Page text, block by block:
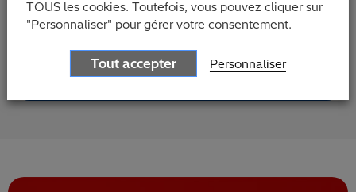
confidentialité d’Hitachi Solutions. Les champs
marqués d’un * sont obligatoires.
TOUS les cookies. Toutefois, vous pouvez cliquer sur
"Personnaliser" pour gérer votre consentement.
Tout accepter Personnaliser